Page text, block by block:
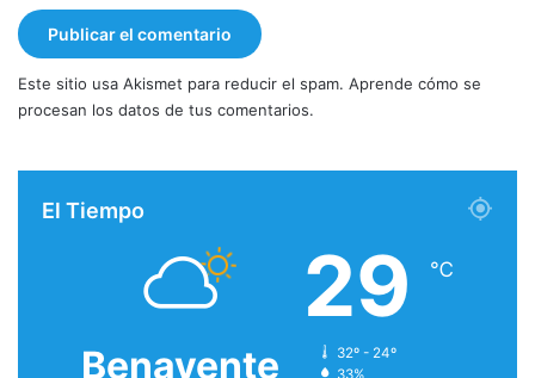
Este sitio usa Akismet para reducir el spam. Aprende cómo se
procesan los datos de tus comentarios.
El Tiempo
Benavente
29 ℃
32º - 24º
33%